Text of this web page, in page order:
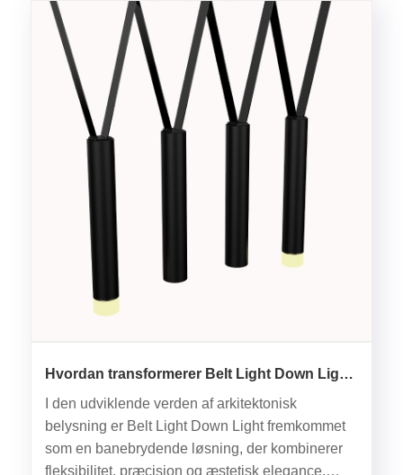
Hvordan transformerer Belt Light Down Light
I den udviklende verden af ​​arkitektonisk
belysning er Belt Light Down Light fremkommet
som en banebrydende løsning, der kombinerer
fleksibilitet, præcision og æstetisk elegance.